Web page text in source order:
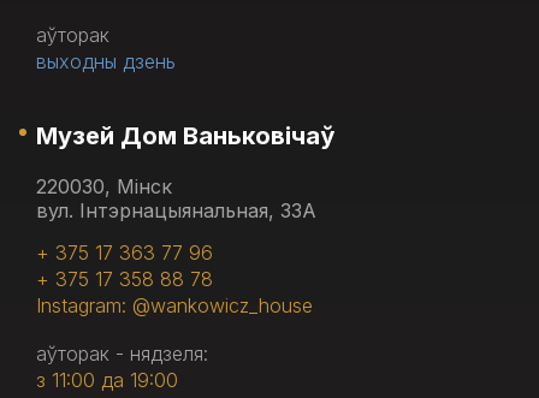
аўторак
выходны дзень
Музей Дом Ваньковічаў
220030, Мінск
вул. Інтэрнацыянальная, 33А
+ 375 17 363 77 96
+ 375 17 358 88 78
Instagram: @wankowicz_house
аўторак - нядзеля:
з 11:00 да 19:00